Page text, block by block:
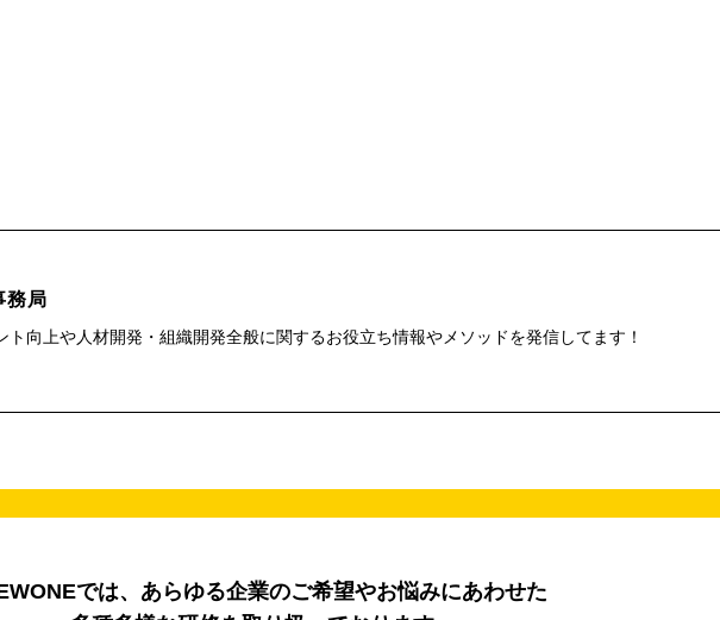
務局
ト向上や人材開発・組織開発全般に関するお役立ち情報やメソッドを発信してます！
では、あらゆる企業のご希望やお悩みにあわせた